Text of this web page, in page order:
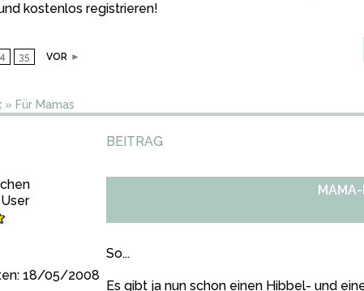
kostenlos registrieren!
35 VOR ►
» Für Mamas
BEITRAG
18/05/2008
So...
Es gibt ja nun schon einen Hibbel- und